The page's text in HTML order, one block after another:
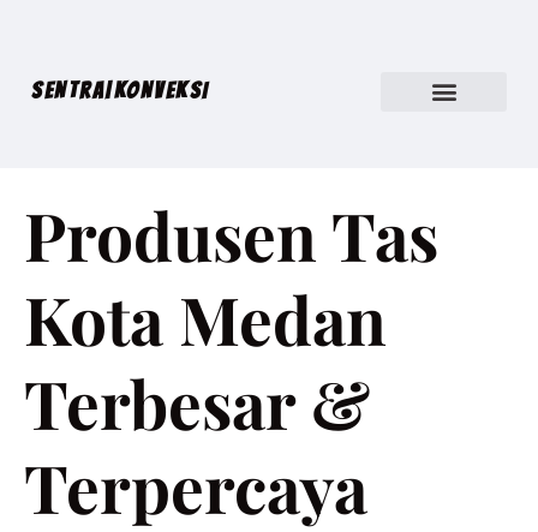
SENTRA|KONVEKSI
Produsen Tas
Kota Medan
Terbesar &
Terpercaya